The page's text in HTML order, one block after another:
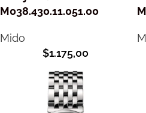
M038.430.11.051.00
Mido
$1.175,00